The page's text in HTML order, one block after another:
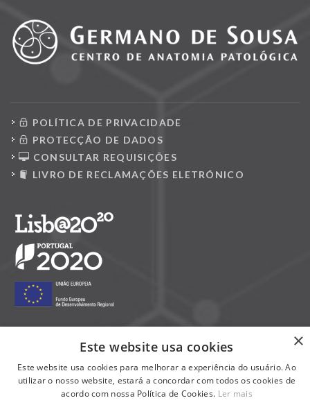
POLÍTICA DE PRIVACIDADE
PROTECÇÃO DE DADOS
CONSULTAR REQUISIÇÕES
LIVRO DE RECLAMAÇÕES ELETRÓNICO
×
Este website usa cookies
Este website usa cookies para melhorar a experiência do usuário. Ao
utilizar o nosso website, estará a concordar com todos os cookies de
acordo com nossa Política de Cookies. Ler mais